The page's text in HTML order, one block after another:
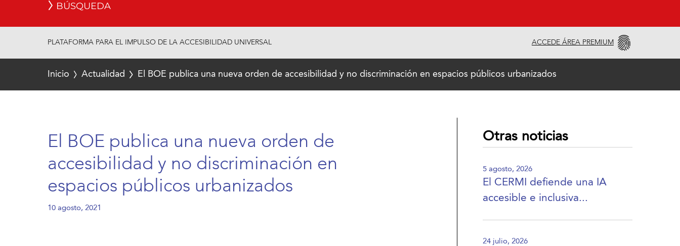
BÚSQUEDA
PLATAFORMA PARA EL IMPULSO DE LA ACCESIBILIDAD UNIVERSAL ACCEDE ÁREA PREMIUM
Inicio Actualidad El BOE publica una nueva orden de accesibilidad y no discriminación en espacios públicos urbanizados
El BOE publica una nueva orden de
accesibilidad y no discriminación en
espacios públicos urbanizados
10 agosto, 2021
Otras noticias
5 agosto, 2026
El CERMI defiende una IA
accesible e inclusiva...
24 julio, 2026